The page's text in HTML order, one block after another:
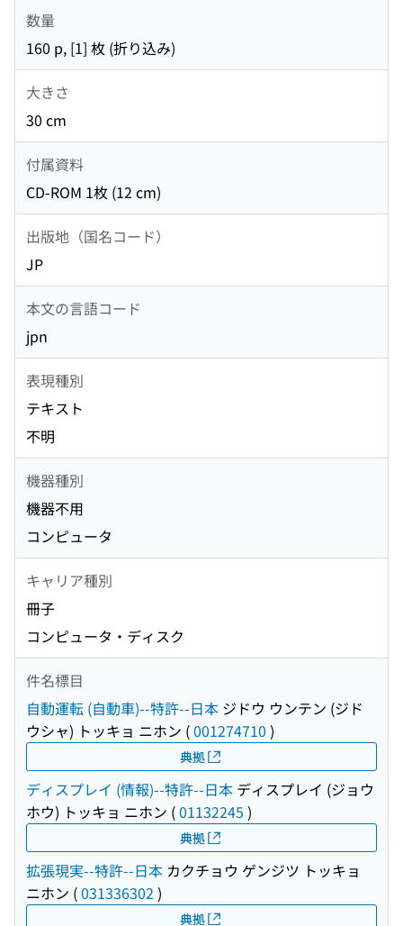
数量
160 p, [1] 枚 (折り込み)
大きさ
30 cm
付属資料
CD-ROM 1枚 (12 cm)
出版地（国名コード）
JP
本文の言語コード
jpn
表現種別
テキスト
不明
機器種別
機器不用
コンピュータ
キャリア種別
冊子
コンピュータ・ディスク
件名標目
自動運転 (自動車)--特許--日本 ジドウ ウンテン (ジド
ウシャ) トッキョ ニホン (001274710 )
典拠
ディスプレイ (情報)--特許--日本 ディスプレイ (ジョウ
ホウ) トッキョ ニホン (01132245 )
典拠
拡張現実--特許--日本 カクチョウ ゲンジツ トッキョ
ニホン (031336302 )
典拠